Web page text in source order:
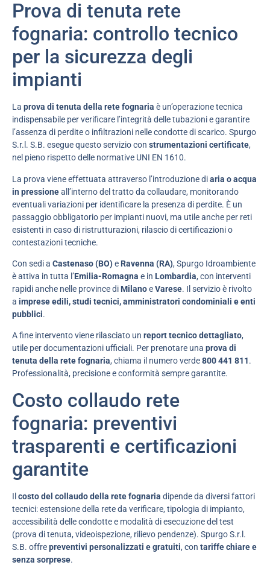
Prova di tenuta rete
fognaria: controllo tecnico
per la sicurezza degli
impianti
La prova di tenuta della rete fognaria è un’operazione tecnica
indispensabile per verificare l’integrità delle tubazioni e garantire
l’assenza di perdite o infiltrazioni nelle condotte di scarico. Spurgo
S.r.l. S.B. esegue questo servizio con strumentazioni certificate,
nel pieno rispetto delle normative UNI EN 1610.
La prova viene effettuata attraverso l’introduzione diaria o acqua
in pressioneall’interno del tratto da collaudare, monitorando
eventuali variazioni per identificare la presenza di perdite. È un
passaggio obbligatorio per impianti nuovi, ma utile anche per reti
esistenti in caso di ristrutturazioni, rilascio di certificazioni o
contestazioni tecniche.
Con sedi a Castenaso (BO)e Ravenna (RA), Spurgo Idroambiente
è attiva in tutta l’Emilia-Romagna e in Lombardia, con interventi
rapidi anche nelle province di MilanoeVarese. Il servizio è rivolto
a imprese edili, studi tecnici, amministratori condominiali e enti
pubblici.
A fine intervento viene rilasciato un report tecnico dettagliato,
utile per documentazioni ufficiali. Per prenotare una prova di
tenuta della rete fognaria, chiama il numero verde800 441 811.
Professionalità, precisione e conformità sempre garantite.
Costo collaudo rete
fognaria: preventivi
trasparenti e certificazioni
garantite
Il costo del collaudo della rete fognaria dipende da diversi fattori
tecnici: estensione della rete da verificare, tipologia di impianto,
accessibilità delle condotte e modalità di esecuzione del test
(prova di tenuta, videoispezione, rilievo pendenze). Spurgo S.r.l.
S.B. offrepreventivi personalizzati e gratuiti, con tariffe chiare e
senza sorprese.